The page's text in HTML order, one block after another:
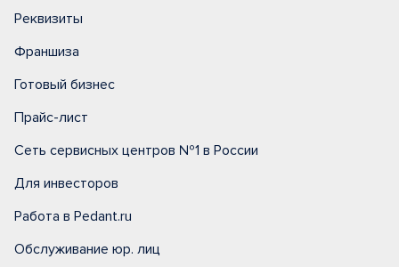
Реквизиты
Франшиза
Готовый бизнес
Прайс-лист
Сеть сервисных центров №1 в России
Для инвесторов
Работа в Pedant.ru
Обслуживание юр. лиц